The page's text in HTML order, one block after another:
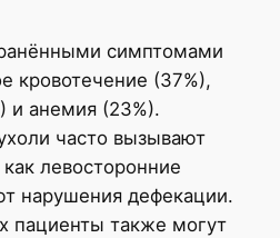
симптомами
кровотечение (37%),
и анемия (23%).
часто вызывают
левосторонние
нарушения дефекации.
пациенты также могут